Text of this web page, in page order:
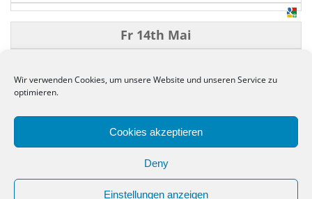
Wir verwenden Cookies, um unsere Website und unseren Service zu
optimieren.
Cookies akzeptieren
Deny
Einstellungen anzeigen
Fr 14th Mai